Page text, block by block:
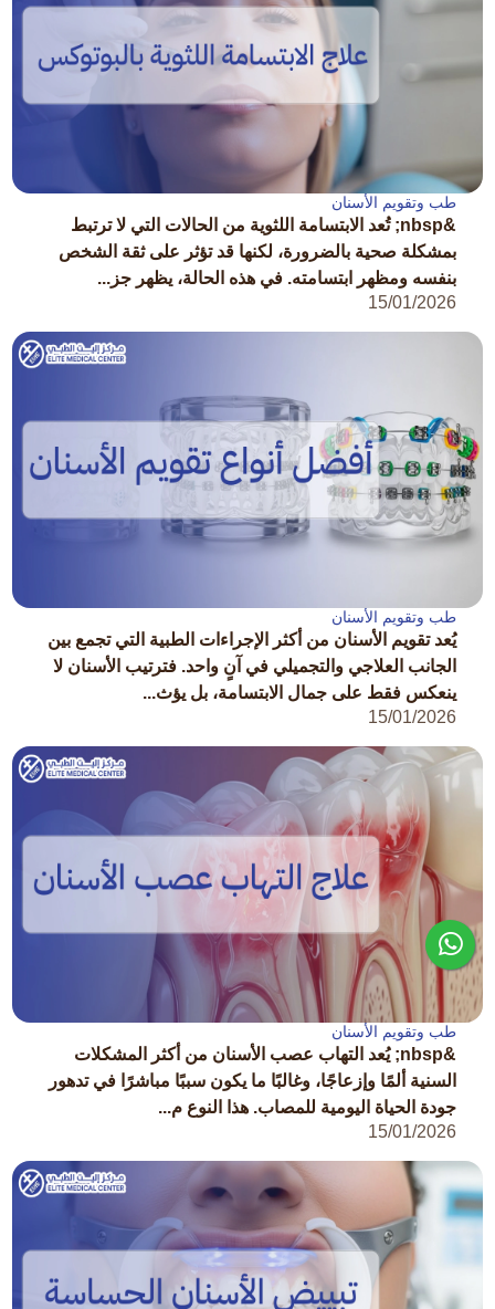
طب وتقويم الأسنان
&nbsp; تُعد الابتسامة اللثوية من الحالات التي لا ترتبط
بمشكلة صحية بالضرورة، لكنها قد تؤثر على ثقة الشخص
بنفسه ومظهر ابتسامته. في هذه الحالة، يظهر جز...
15/01/2026
طب وتقويم الأسنان
يُعد تقويم الأسنان من أكثر الإجراءات الطبية التي تجمع بين
الجانب العلاجي والتجميلي في آنٍ واحد. فترتيب الأسنان لا
ينعكس فقط على جمال الابتسامة، بل يؤث...
15/01/2026
طب وتقويم الأسنان
&nbsp; يُعد التهاب عصب الأسنان من أكثر المشكلات
السنية ألمًا وإزعاجًا، وغالبًا ما يكون سببًا مباشرًا في تدهور
جودة الحياة اليومية للمصاب. هذا النوع م...
15/01/2026